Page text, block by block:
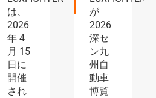
が
2026
深セ
ン九
州自
動車
博覧
LED
ヘッ
ドラ
イ
ト・
フォ
グラ